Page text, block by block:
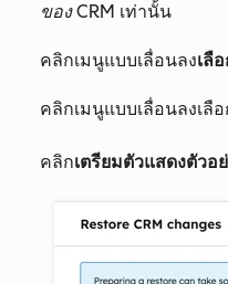
ของ CRM เท่านั้น
คลิกเมนูแบบเลื่อนลงเลื
คลิกเมนูแบบเลื่อนลงเลือ
คลิกเตรียมตัวแสดงตัวอ